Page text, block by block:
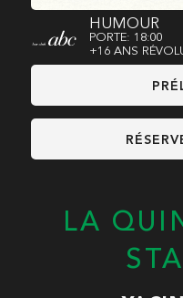
HUMOUR
PORTE: 18:00
+16 ANS
LA